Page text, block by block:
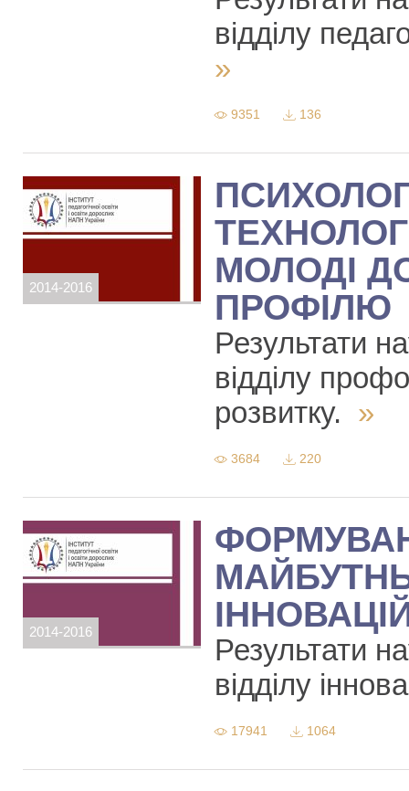
відділу
»
9351 136
2014-2016
МОЛОДІ
ПРОФІЛЮ
Результати
відділу
розвитку. »
3684 220
2014-2016
Результати
відділу
17941 1064